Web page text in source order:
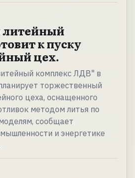
литейный
к пуску
цех.
комплекс ЛДВ" в
торжественный
цеха, оснащенного
методом литья по
сообщает
и энергетике